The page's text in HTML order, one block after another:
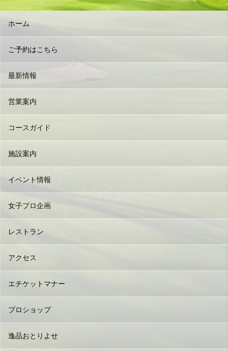
ホーム
ご予約はこちら
最新情報
営業案内
コースガイド
施設案内
イベント情報
女子プロ企画
レストラン
アクセス
エチケットマナー
プロショップ
逸品おとりよせ